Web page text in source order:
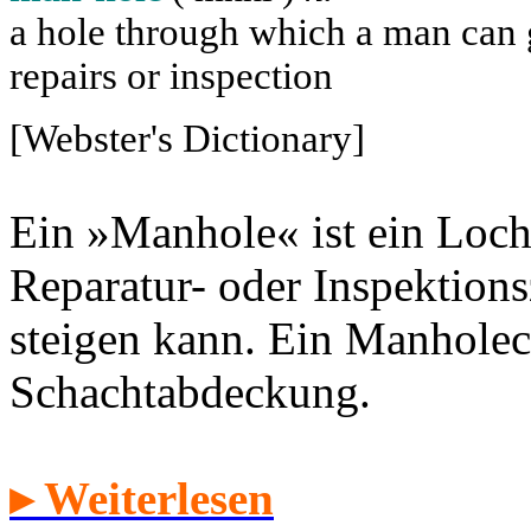
a hole through which a man
repairs or inspection
[Webster's Dictionary]
Ein »Manhole« ist ein
Reparatur- oder
steigen kann. Ein
Schachtabdeckung.
▸ Weiterlesen